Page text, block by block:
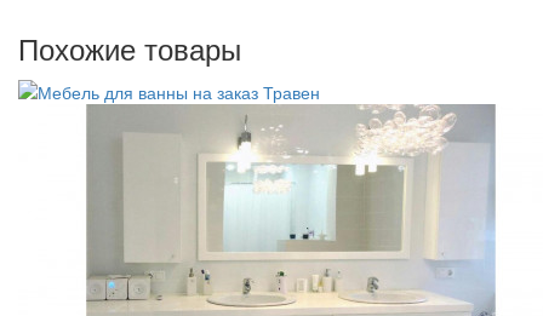
Похожие товары